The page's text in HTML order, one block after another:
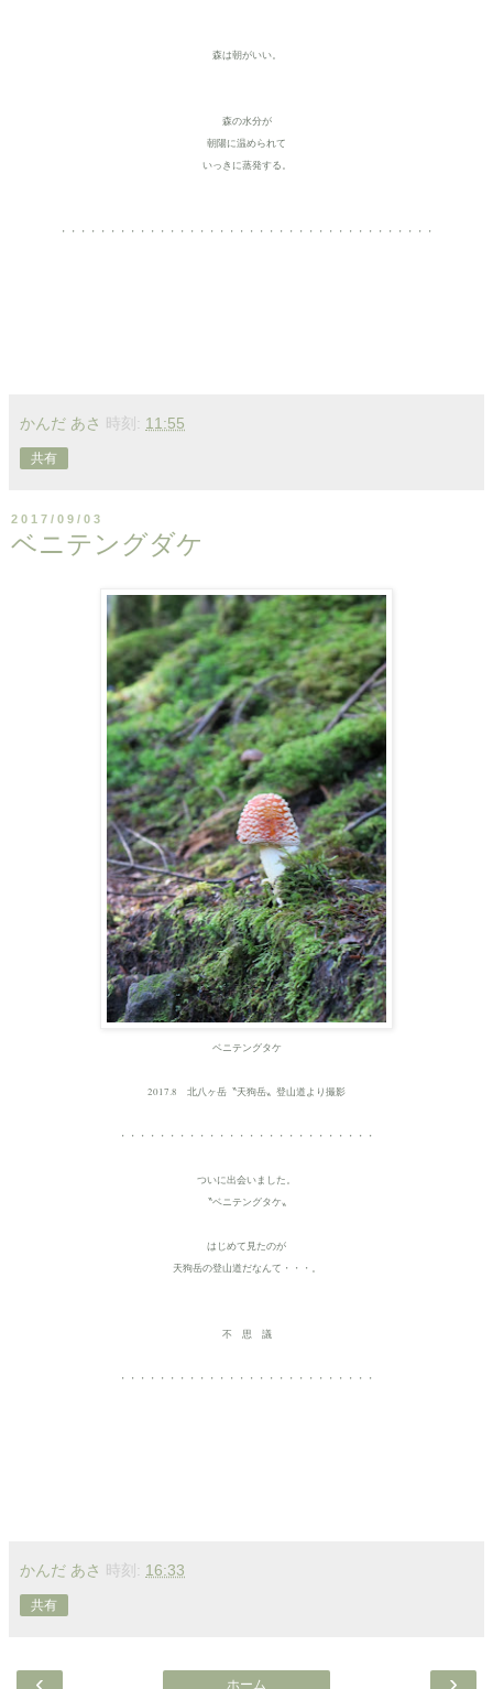
森は朝がいい。
森の水分が
朝陽に温められて
いっきに蒸発する。
・・・・・・・・・・・・・・・・・・・・・・・・・・・・・・・・・・・・・・
かんだ あさ 時刻: 11:55
共有
2017/09/03
ベニテングダケ
ベニテングタケ
2017.8 北八ヶ岳〝天狗岳〟登山道より撮影
・・・・・・・・・・・・・・・・・・・・・・・・・・
ついに出会いました。
〝ベニテングタケ〟
はじめて見たのが
天狗岳の登山道だなんて・・・。
不 思 議
・・・・・・・・・・・・・・・・・・・・・・・・・・
かんだ あさ 時刻: 16:33
共有
‹ ›
ホーム